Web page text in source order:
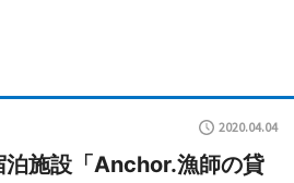
2020.04.04
泊施設「Anchor.漁師の貸